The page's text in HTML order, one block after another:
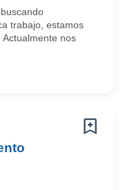
trabajo, estamos
nos